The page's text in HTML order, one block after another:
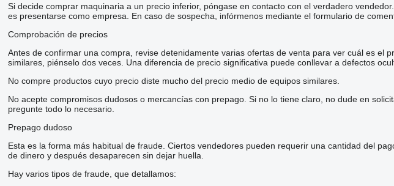
Si decide comprar maquinaria a un precio inferior, póngase en contacto con el verdadero
es presentarse como empresa. En caso de sospecha, infórmenos mediante el formulario de
Comprobación de precios
Antes de confirmar una compra, revise detenidamente varias ofertas de venta para ver cuál es
similares, piénselo dos veces. Una diferencia de precio significativa puede conllevar a defectos
No compre productos cuyo precio diste mucho del precio medio de equipos similares.
No acepte compromisos dudosos o mercancías con prepago. Si no lo tiene claro, no dude en
pregunte todo lo necesario.
Prepago dudoso
Esta es la forma más habitual de fraude. Ciertos vendedores pueden requerir una cantidad del
de dinero y después desaparecen sin dejar huella.
Hay varios tipos de fraude, que detallamos: